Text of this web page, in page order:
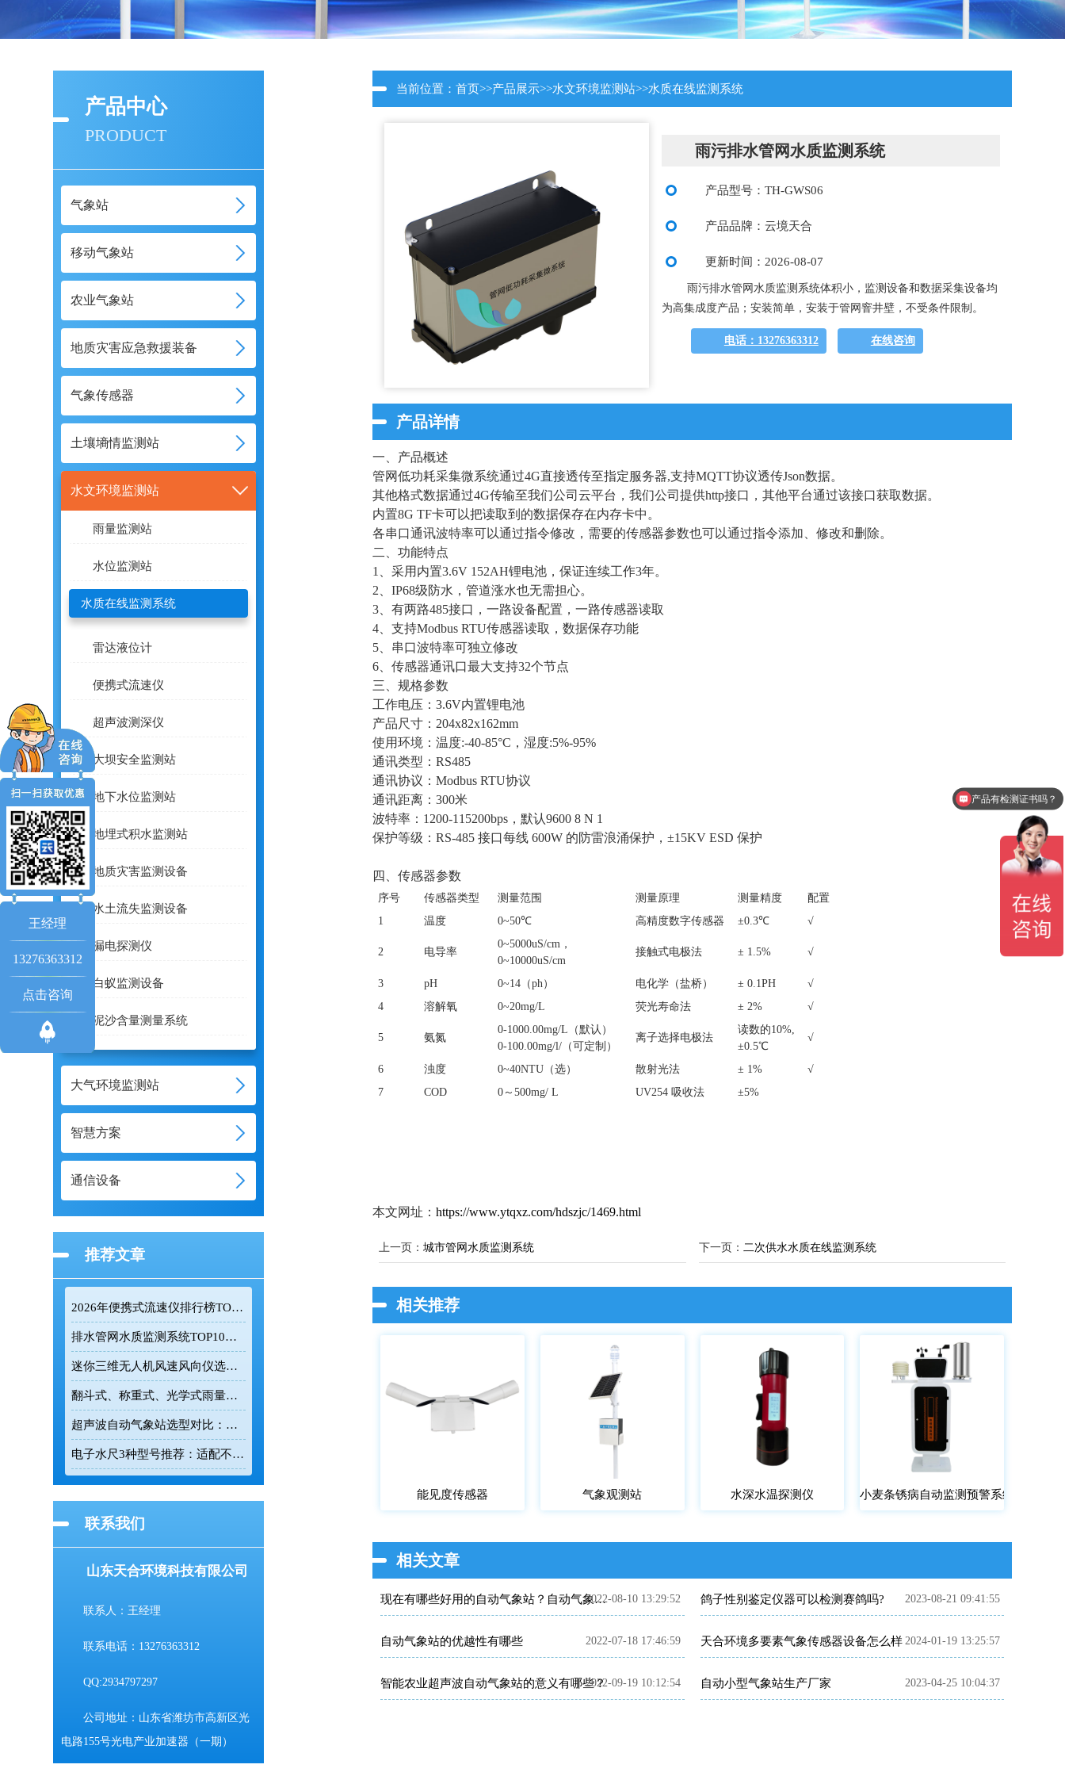
产品中心
PRODUCT
气象站
移动气象站
农业气象站
地质灾害应急救援装备
气象传感器
土壤墒情监测站
水文环境监测站
雨量监测站
水位监测站
水质在线监测系统
雷达液位计
便携式流速仪
超声波测深仪
大坝安全监测站
地下水位监测站
地埋式积水监测站
地质灾害监测设备
水土流失监测设备
漏电探测仪
白蚁监测设备
泥沙含量测量系统
大气环境监测站
智慧方案
通信设备
推荐文章
2026年便携式流速仪排行榜TOP10：采购前必看的实力榜单
排水管网水质监测系统TOP10推荐榜单
迷你三维无人机风速风向仪选型：云境天合TH-F1H助力空中风场监测
翻斗式、称重式、光学式雨量计精度大横评：哪种雨量计测量最准？
超声波自动气象站选型对比：云境天合 TH-CQX6 与天蔚 TW-CQX5 推荐
电子水尺3种型号推荐：适配不同水深监测场景
联系我们
山东天合环境科技有限公司
联系人：王经理
联系电话：13276363312
QQ:2934797297
公司地址：山东省潍坊市高新区光
电路155号光电产业加速器（一期）
当前位置：首页>>产品展示>>水文环境监测站>>水质在线监测系统
雨污排水管网水质监测系统
产品型号：TH-GWS06
产品品牌：云境天合
更新时间：2026-08-07
雨污排水管网水质监测系统体积小，监测设备和数据采集设备均
为高集成度产品；安装简单，安装于管网窨井壁，不受条件限制。
电话：13276363312 在线咨询
产品详情
一、产品概述
管网低功耗采集微系统通过4G直接透传至指定服务器,支持MQTT协议透传Json数据。
其他格式数据通过4G传输至我们公司云平台，我们公司提供http接口，其他平台通过该接口获取数据。
内置8G TF卡可以把读取到的数据保存在内存卡中。
各串口通讯波特率可以通过指令修改，需要的传感器参数也可以通过指令添加、修改和删除。
二、功能特点
1、采用内置3.6V 152AH锂电池，保证连续工作3年。
2、IP68级防水，管道涨水也无需担心。
3、有两路485接口，一路设备配置，一路传感器读取
4、支持Modbus RTU传感器读取，数据保存功能
5、串口波特率可独立修改
6、传感器通讯口最大支持32个节点
三、规格参数
工作电压：3.6V内置锂电池
产品尺寸：204x82x162mm
使用环境：温度:-40-85°C，湿度:5%-95%
通讯类型：RS485
通讯协议：Modbus RTU协议
通讯距离：300米
波特率：1200-115200bps，默认9600 8 N 1
保护等级：RS-485 接口每线 600W 的防雷浪涌保护，±15KV ESD 保护
四、传感器参数
序号 传感器类型 测量范围 测量原理 测量精度
配置
1
温度 0~50℃ 高精度数字传感器 ±0.3℃ √
2 电导率
0~5000uS/cm，
0~10000uS/cm
接触式电极法 ± 1.5% √
3 pH 0~14（ph） 电化学（盐桥） ± 0.1PH
√
4
溶解氧 0~20mg/L 荧光寿命法 ± 2% √
5 氨氮
0-1000.00mg/L（默认）
0-100.00mg/l/（可定制）
离子选择电极法
读数的10%,
±0.5℃
√
6 浊度 0~40NTU（选） 散射光法 ± 1%
√
7
COD 0～500mg/ L UV254 吸收法 ±5%
本文网址：https://www.ytqxz.com/hdszjc/1469.html
上一页：城市管网水质监测系统 下一页： 二次供水水质在线监测系统
相关推荐
能见度传感器 气象观测站 水深水温探测仪 小麦条锈病自动监测预警系统
相关文章
现在有哪些好用的自动气象站？自动气象站产品推荐~
2022-08-10 13:29:52 鸽子性别鉴定仪器可以检测赛鸽吗? 2023-08-21 09:41:55
自动气象站的优越性有哪些 2022-07-18 17:46:59 天合环境多要素气象传感器设备怎么样 2024-01-19 13:25:57
智能农业超声波自动气象站的意义有哪些？2022-09-19 10:12:54 自动小型气象站生产厂家 2023-04-25 10:04:37
王经理
13276363312
点击咨询
设备包含安装吗？